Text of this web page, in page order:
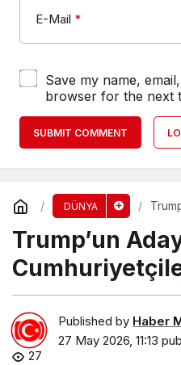
E-Mail *
Save my name,
browser for the next
SUBMIT COMMENT
DÜNYA
Trump’un
Published by Haber
27 May 2026, 11:13
27